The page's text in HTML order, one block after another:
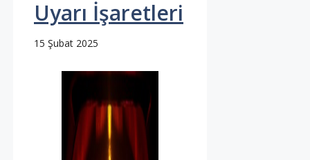
Uyarı İşaretleri
15 Şubat 2025